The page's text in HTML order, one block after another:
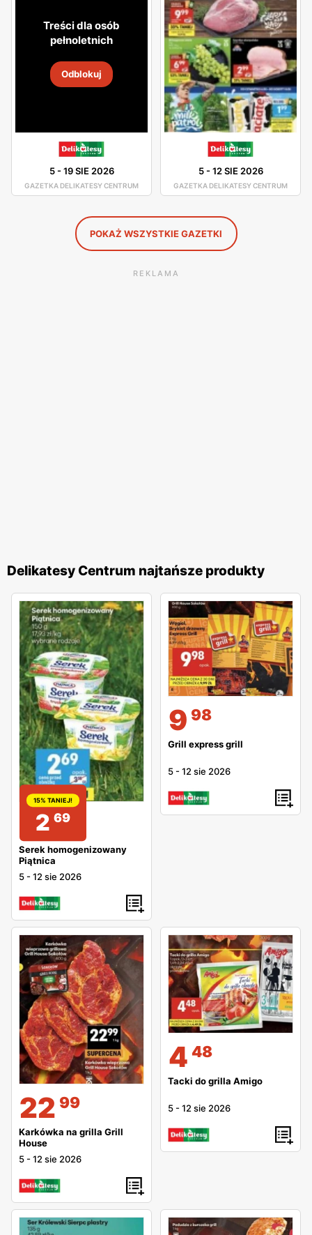
toteż nie będziesz miał problemu z odszukaniem
potrzebnego dla Ciebie produktu.
W asortymencie dostępne są artykuły spożywcze oraz
chemia gospodarcza od pewnych producentów, którzy
gwarantują Ci dobrą jakość swoich produktów. Świeże
chrupiące pieczywo, smaczne owoce i warzywa, wyborne
mięsa oraz ryby - to wszystko znajdziesz w Delikatesach
Centrum. Duża ilość tych sklepów sprawia, że nawet nie
musisz wsiadać w samochód, by pójść na zakupy, gdyż
jest ogromne prawdopodobieństwo, że sklep Delikatesy
Centrum znajduje się w niedalekiej odległości od Ciebie.
Treści dla osób
pełnoletnich
Odblokuj
5-19 SIE 2026
GAZETKA DELIKATESY CENTRUM
5-12 SIE 2026
GAZETKA DELIKATESY CENTRUM
POKAŻ WSZYSTKIE GAZETKI
REKLAMA
Delikatesy Centrum najtańsze produkty
15% TANIEJ!
2 69
Serek homogenizowany
Piątnica
5 -12 sie 2026
9 98
Grill express grill
5 -12 sie 2026
22 99
Karkówka na grilla Grill
House
5 -12 sie 2026
4 48
Tacki do grilla Amigo
5 -12 sie 2026